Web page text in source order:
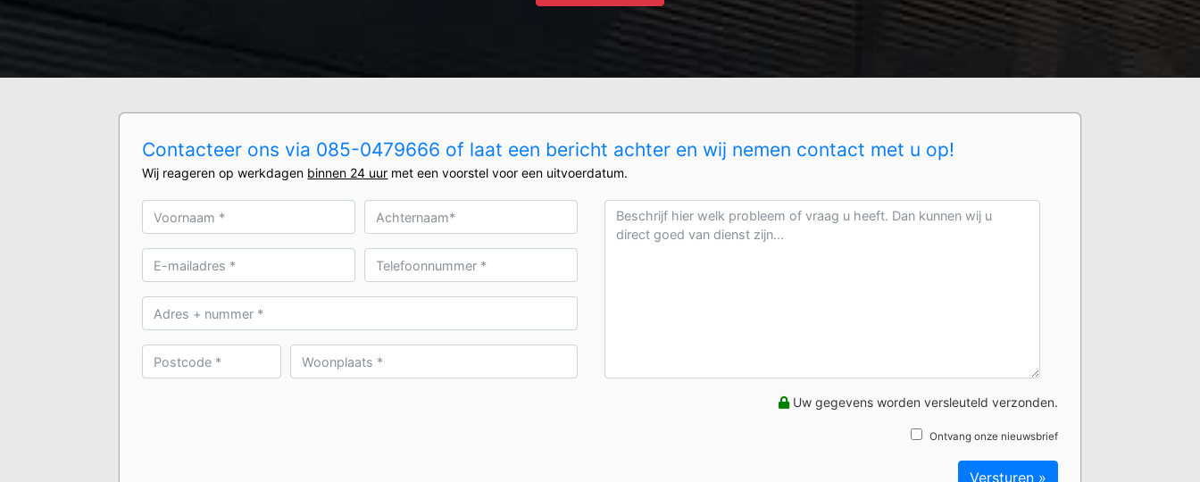
Contacteer ons via 085-0479666 of laat een bericht achter en wij nemen contact met u op!
Wij reageren op werkdagen binnen 24 uur met een voorstel voor een uitvoerdatum.
Uw gegevens worden versleuteld verzonden.
Ontvang onze nieuwsbrief